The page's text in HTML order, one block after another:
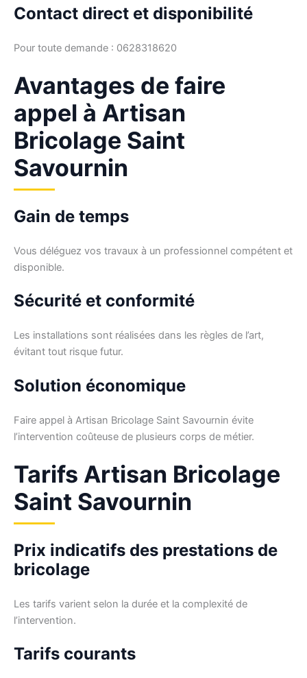
Contact direct et disponibilité
Pour toute demande : 0628318620
Avantages de faire
appel à Artisan
Bricolage Saint
Savournin
Gain de temps
Vous déléguez vos travaux à un professionnel compétent et
disponible.
Sécurité et conformité
Les installations sont réalisées dans les règles de l’art,
évitant tout risque futur.
Solution économique
Faire appel à Artisan Bricolage Saint Savournin évite
l’intervention coûteuse de plusieurs corps de métier.
Tarifs Artisan Bricolage
Saint Savournin
Prix indicatifs des prestations de
bricolage
Les tarifs varient selon la durée et la complexité de
l’intervention.
Tarifs courants